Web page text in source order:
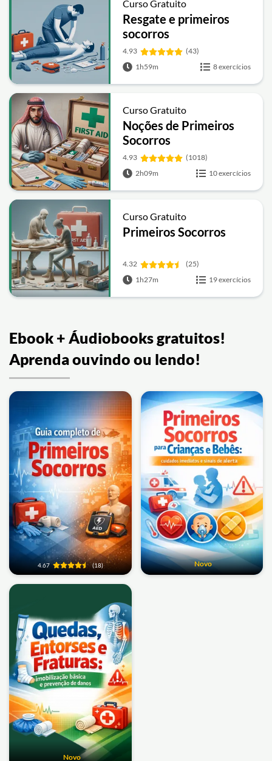
Curso Gratuito
Resgate e primeiros
socorros
4.93
(43)
1h59m
8 exercícios
Curso Gratuito
Noções de Primeiros
Socorros
4.93
(1018)
2h09m
10 exercícios
Curso Gratuito
Primeiros Socorros
4.32
(25)
1h27m
19 exercícios
Ebook + Áudiobooks gratuitos!
Aprenda ouvindo ou lendo!
4.67 (18) Novo
Novo